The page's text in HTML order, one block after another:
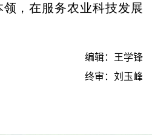
，在服务农业科技发展
编辑：王学锋
终审：刘玉峰